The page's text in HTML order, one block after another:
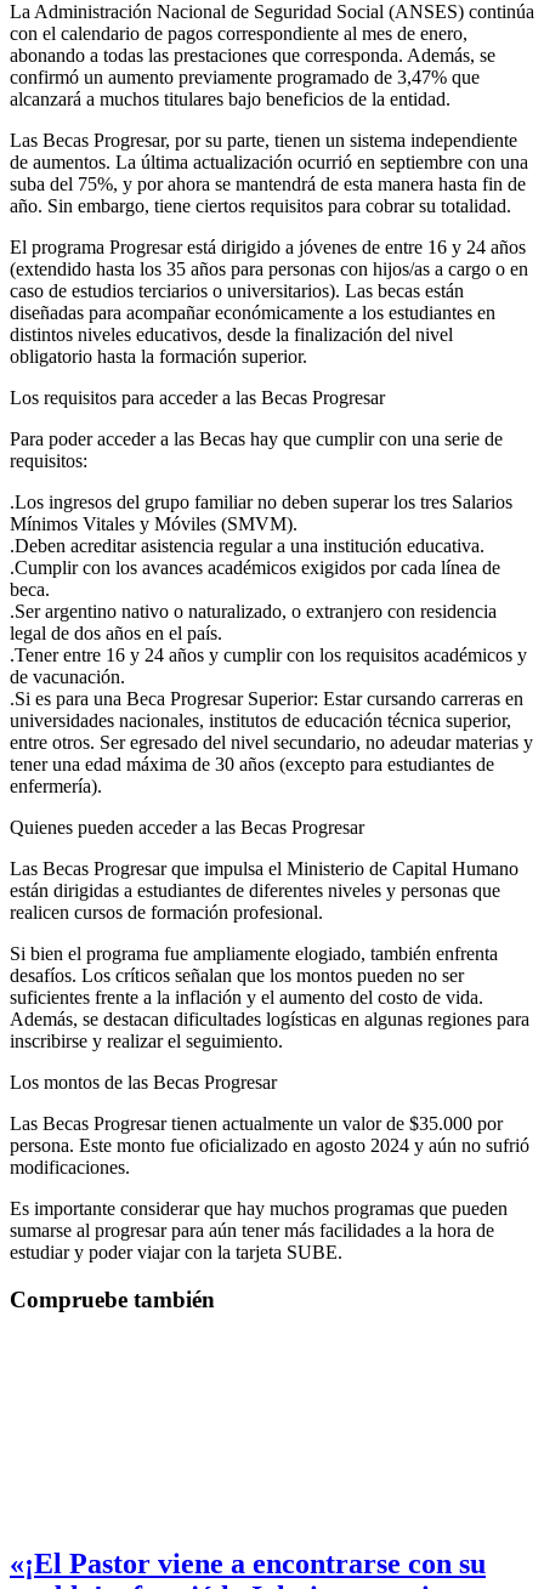
La Administración Nacional de Seguridad Social (ANSES) continúa
con el calendario de pagos correspondiente al mes de enero,
abonando a todas las prestaciones que corresponda. Además, se
confirmó un aumento previamente programado de 3,47% que
alcanzará a muchos titulares bajo beneficios de la entidad.
Las Becas Progresar, por su parte, tienen un sistema independiente
de aumentos. La última actualización ocurrió en septiembre con una
suba del 75%, y por ahora se mantendrá de esta manera hasta fin de
año. Sin embargo, tiene ciertos requisitos para cobrar su totalidad.
El programa Progresar está dirigido a jóvenes de entre 16 y 24 años
(extendido hasta los 35 años para personas con hijos/as a cargo o en
caso de estudios terciarios o universitarios). Las becas están
diseñadas para acompañar económicamente a los estudiantes en
distintos niveles educativos, desde la finalización del nivel
obligatorio hasta la formación superior.
Los requisitos para acceder a las Becas Progresar
Para poder acceder a las Becas hay que cumplir con una serie de
requisitos:
.Los ingresos del grupo familiar no deben superar los tres Salarios
Mínimos Vitales y Móviles (SMVM).
.Deben acreditar asistencia regular a una institución educativa.
.Cumplir con los avances académicos exigidos por cada línea de
beca.
.Ser argentino nativo o naturalizado, o extranjero con residencia
legal de dos años en el país.
.Tener entre 16 y 24 años y cumplir con los requisitos académicos y
de vacunación.
.Si es para una Beca Progresar Superior: Estar cursando carreras en
universidades nacionales, institutos de educación técnica superior,
entre otros. Ser egresado del nivel secundario, no adeudar materias y
tener una edad máxima de 30 años (excepto para estudiantes de
enfermería).
Quienes pueden acceder a las Becas Progresar
Las Becas Progresar que impulsa el Ministerio de Capital Humano
están dirigidas a estudiantes de diferentes niveles y personas que
realicen cursos de formación profesional.
Si bien el programa fue ampliamente elogiado, también enfrenta
desafíos. Los críticos señalan que los montos pueden no ser
suficientes frente a la inflación y el aumento del costo de vida.
Además, se destacan dificultades logísticas en algunas regiones para
inscribirse y realizar el seguimiento.
Los montos de las Becas Progresar
Las Becas Progresar tienen actualmente un valor de $35.000 por
persona. Este monto fue oficializado en agosto 2024 y aún no sufrió
modificaciones.
Es importante considerar que hay muchos programas que pueden
sumarse al progresar para aún tener más facilidades a la hora de
estudiar y poder viajar con la tarjeta SUBE.
Compruebe también
«¡El Pastor viene a encontrarse con su